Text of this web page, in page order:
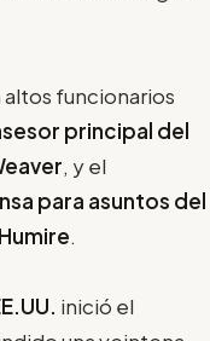
altos funcionarios
principal del
, y el
para asuntos del
.
inició el